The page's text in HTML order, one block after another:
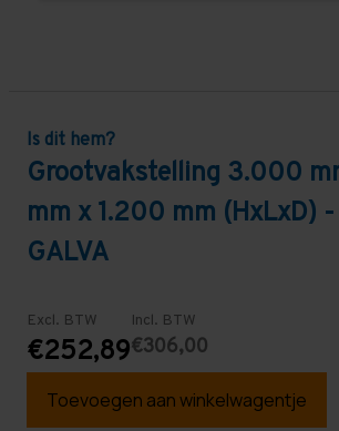
Is dit hem?
Grootvakstelling 3.000
mm x 1.200 mm (HxLxD)
GALVA
Excl. BTW
€252,89
Incl. BTW
€306,00
Toevoegen aan winkelwagentje